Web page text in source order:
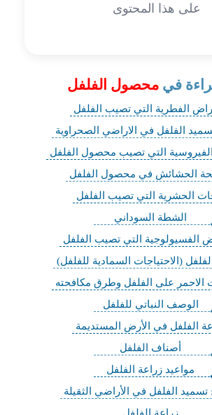
على هذا المحتوى
في محصول الفلفل
الفطرية التي تصيب الفلفل
الفلفل في الاراضي الصحراوية
الفيروسية التي تصيب محصول الفلفل
الحشائش في محصول الفلفل
الحشرية التي تصيب الفلفل
الشطة السوداني
الفسيولوجية التي تصيب الفلفل
(الاحتياجات السمادية للفلفل)
الاحمر على الفلفل وطرق مكافحته
الوصف النباتي للفلفل
الفلفل في الأرض المستديمة
أصناف الفلفل
مواعيد زراعة الفلفل
تسميد الفلفل في الأراضي الثقيلة